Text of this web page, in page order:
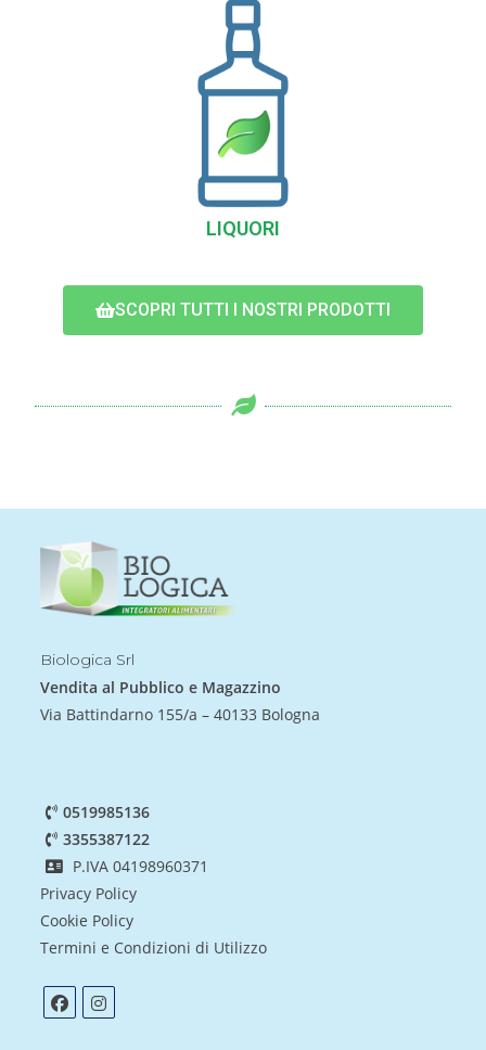
LIQUORI
SCOPRI TUTTI I NOSTRI PRODOTTI
Biologica Srl
Vendita al Pubblico e Magazzino
Via Battindarno 155/a – 40133 Bologna
0519985136
3355387122
P.IVA 04198960371
Privacy Policy
Cookie Policy
Termini e Condizioni di Utilizzo